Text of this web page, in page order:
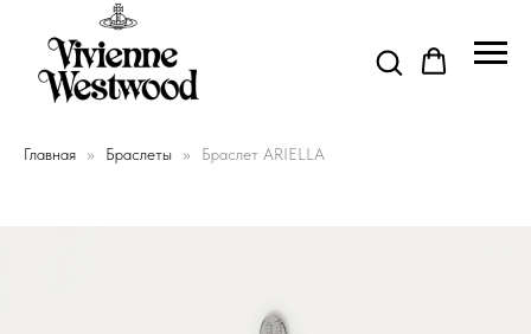
Главная Браслеты Браслет ARIELLA